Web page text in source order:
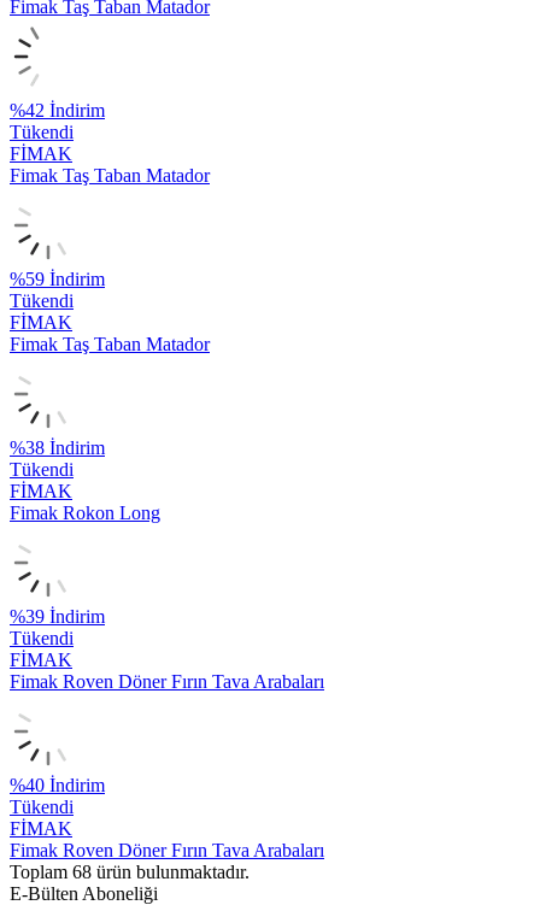
Fimak Taş Taban Matador
%42 İndirim
Tükendi
FİMAK
Fimak Taş Taban Matador
%59 İndirim
Tükendi
FİMAK
Fimak Taş Taban Matador
%38 İndirim
Tükendi
FİMAK
Fimak Rokon Long
%39 İndirim
Tükendi
FİMAK
Fimak Roven Döner Fırın Tava Arabaları
%40 İndirim
Tükendi
FİMAK
Fimak Roven Döner Fırın Tava Arabaları
Toplam 68 ürün bulunmaktadır.
E-Bülten Aboneliği